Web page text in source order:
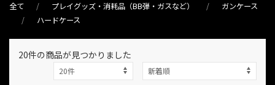
全て プレイグッズ・消耗品（BB弾・ガスなど）
ガンケース
ハードケース
20件の商品が見つかりました